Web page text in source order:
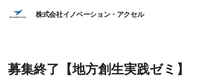
株式会社イノベーション・アクセル
募集終了【地方創生実践ゼミ】